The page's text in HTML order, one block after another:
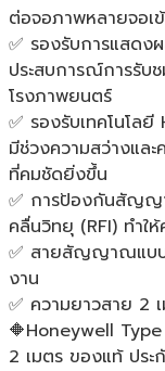
ต่อจอภาพหลายจอ
✅ รองรับการแสด
ประสบการณ์การรับ
โรงภาพยนตร์
✅ รองรับเทคโนโล
มีช่วงความสว่างแล
ที่คมชัดยิ่งขึ้น
✅ การป้องกันสัญญ
คลื่นวิทยุ (RFI) ทำใ
✅ สายสัญญาณแบบ
งาน
✅ ความยาวสาย 2
🔶Honeywell
2 เมตร ของแท้ ปร